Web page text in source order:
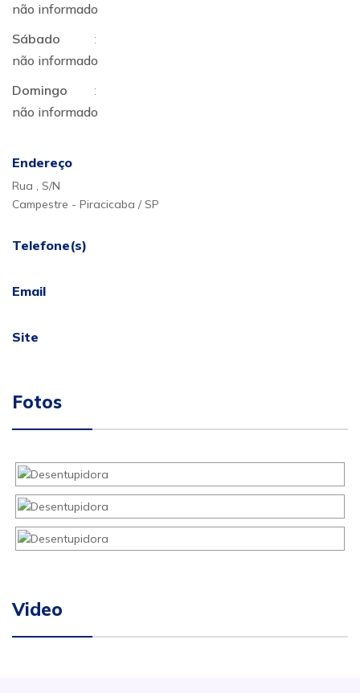
não informado
Sábado
:
não informado
Domingo
:
não informado
Endereço
Rua , S/N
Campestre - Piracicaba / SP
Telefone(s)
Email
Site
Fotos
Video